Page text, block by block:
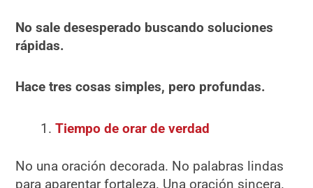
No sale desesperado buscando soluciones
rápidas.
Hace tres cosas simples, pero profundas.
Tiempo de orar de verdad
No una oración decorada. No palabras lindas
para aparentar fortaleza. Una oración sincera.